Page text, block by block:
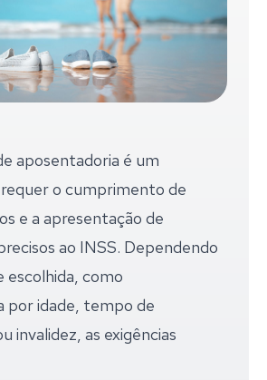
aposentadoria é um
o cumprimento de
e a apresentação de
ao INSS. Dependendo
escolhida, como
por idade, tempo de
invalidez, as exigências